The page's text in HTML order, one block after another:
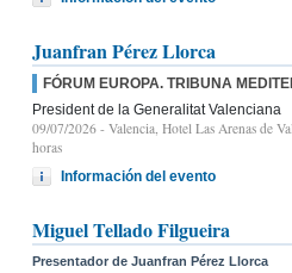
Juanfran Pérez Llorca
FÓRUM EUROPA. TRIBUNA
President de la Generalitat Valenciana
09/07/2026 - Valencia, Hotel Las Arenas de
horas
Información del evento
Miguel Tellado Filgueira
Presentador de Juanfran Pérez Llorca